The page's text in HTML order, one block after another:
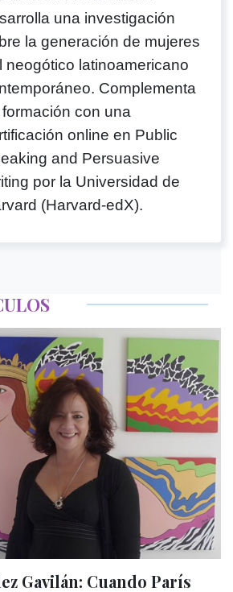
una investigación
la generación de mujeres
neogótico latinoamericano
Complementa
con una
online en Public
and Persuasive
por la Universidad de
(Harvard-edX).
Gavilán: Cuando París